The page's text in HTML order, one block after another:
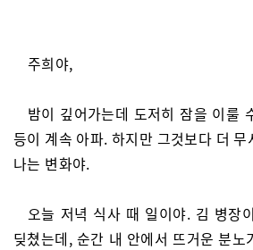
주희야,
밤이 깊어가는데 도저히 잠을 이룰
등이 계속 아파. 하지만 그것보다 더
나는 변화야.
오늘 저녁 식사 때 일이야. 김 병장
딪쳤는데, 순간 내 안에서 뜨거운 분